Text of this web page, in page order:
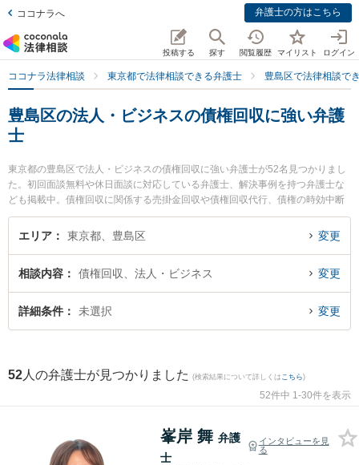
ココナラへ 弁護士の方はこちら
投稿する 探す 閲覧履歴 マイリスト ログイン
ココナラ法律相談 東京都で法律相談できる弁護士 豊島区で法律相談で
豊島区の法人・ビジネスの債権回収に強い弁護
士
東京都の豊島区で法人・ビジネスの債権回収に強い弁護士が52名見つかりまし
た。初回面談無料や休日面談に対応している弁護士、解決事例を持つ弁護士な
ども掲載中。債権回収に関係する売掛金回収や債権回収代行、債権の時効中断
等の細かな分野での絞り込み検索もでき便利です。特に増井総合法律事務所の
峯岸 舞弁護士やウルク法律事務所の柳原 拓朗弁護士、弁護士法人コスモポリタ
のトラブルを今すぐに弁護士に相談したい』『法人・ビジネスの債権回収のト
ラブル解決の実績豊富な近くの弁護士を検索したい』『初回相談無料で法人・
ビジネスの債権回収を法律相談できる豊島区内の弁護士に相談予約したい』な
エリア 東京都、豊島区 変更
相談内容 債権回収、法人・ビジネス 変更
詳細条件 未選択 変更
52 人の弁護士が見つかりました (検索結果について詳しくは こちら)
52件中 1-30件を表示
峯岸 舞 弁護
士
インタビューを見
る